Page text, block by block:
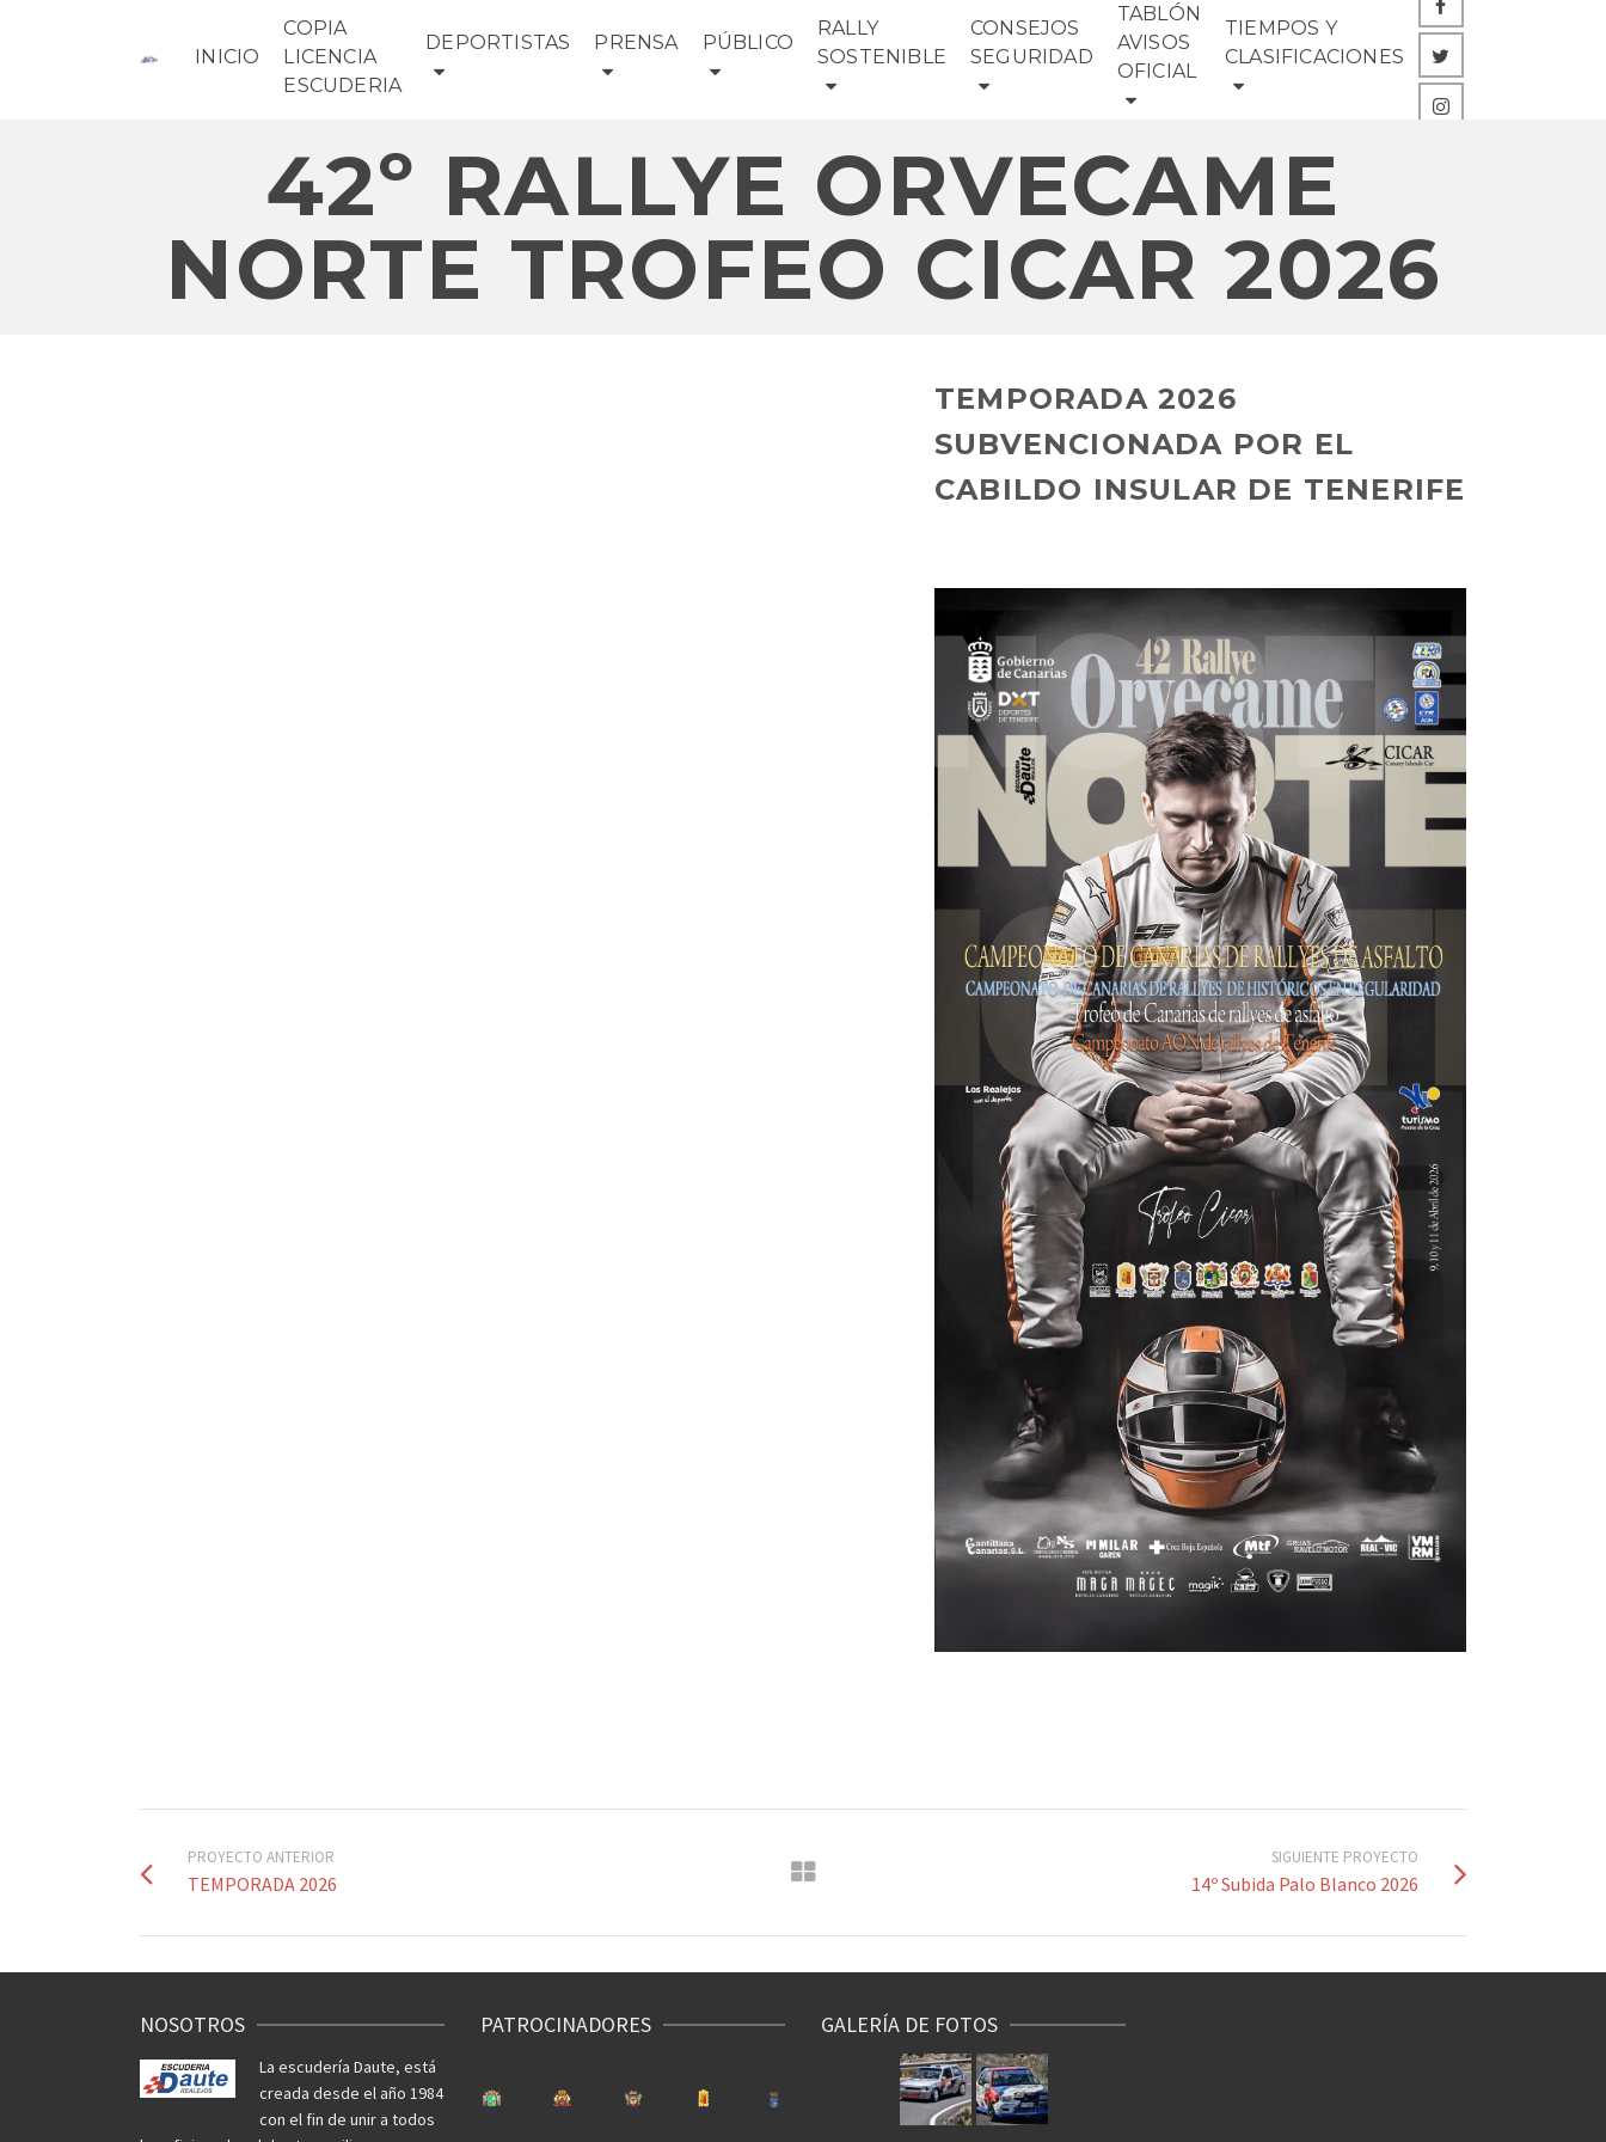
INICIO
COPIA
LICENCIA
ESCUDERIA
DEPORTISTAS PRENSA PÚBLICO
RALLY
SOSTENIBLE
CONSEJOS
SEGURIDAD
TABLÓN
AVISOS
OFICIAL
TIEMPOS Y
CLASIFICACIONES
42º RALLYE ORVECAME
NORTE TROFEO CICAR 2026
TEMPORADA 2026
SUBVENCIONADA POR EL
CABILDO INSULAR DE TENERIFE
PROYECTO ANTERIOR
TEMPORADA 2026
SIGUIENTE PROYECTO
14º Subida Palo Blanco 2026
NOSOTROS
La escudería Daute, está
creada desde el año 1984
con el fin de unir a todos
PATROCINADORES GALERÍA DE FOTOS